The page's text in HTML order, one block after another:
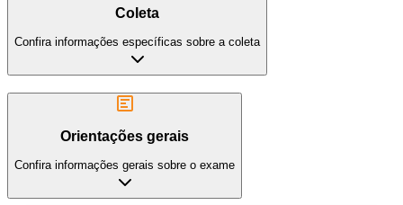
Coleta
Confira informações específicas sobre a coleta
Orientações gerais
Confira informações gerais sobre o exame